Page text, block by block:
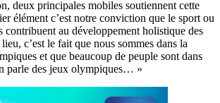
deux principales mobiles soutiennent cette
élément c’est notre conviction que le sport ou
contribuent au développement holistique des
c’est le fait que nous sommes dans la
et que beaucoup de peuple sont dans
parle des jeux olympiques… »